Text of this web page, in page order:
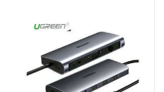
3XUSB 3.0, SD-
CARD, USB-C Y
AUDIO 3.5